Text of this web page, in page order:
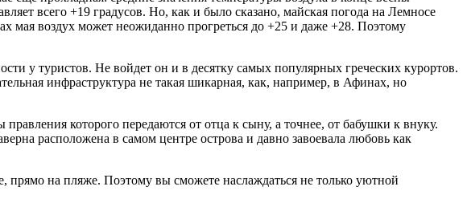
всего +19 градусов. Но, как и было сказано, майская погода на Лемносе
мая воздух может неожиданно прогреться до +25 и даже +28. Поэтому
у туристов. Не войдет он и в десятку самых популярных греческих курортов.
инфраструктура не такая шикарная, как, например, в Афинах, но
которого передаются от отца к сыну, а точнее, от бабушки к внуку.
расположена в самом центре острова и давно завоевала любовь как
на пляже. Поэтому вы сможете наслаждаться не только уютной